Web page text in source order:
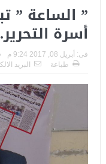
” الساعة ”
أسرة التحرير.
فى: أبريل 08, 2017 9:24 م
طباعة
البريد